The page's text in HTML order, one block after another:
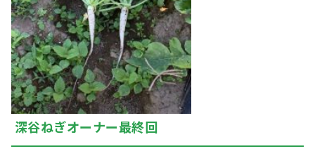
深谷ねぎオーナー最終回